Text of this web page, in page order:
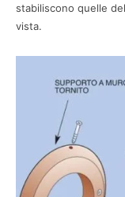
stabiliscono quelle
vista.